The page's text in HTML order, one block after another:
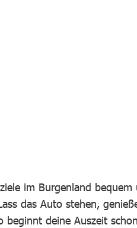
im Burgenland
das Auto stehen,
beginnt deine Auszeit